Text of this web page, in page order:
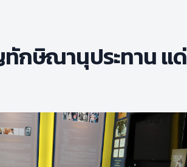
กษิณานุประทาน แด่